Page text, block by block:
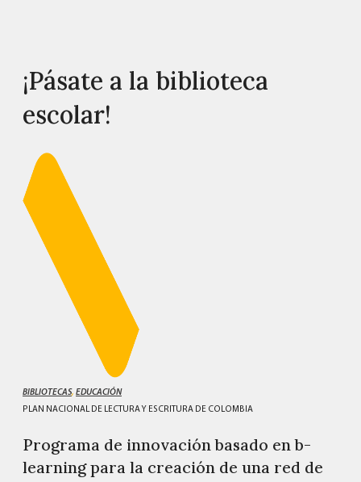
¡Pásate a la biblioteca
escolar!
BIBLIOTECAS, EDUCACIÓN
PLAN NACIONAL DE LECTURA Y ESCRITURA DE COLOMBIA
Programa de innovación basado en b-
learning para la creación de una red de